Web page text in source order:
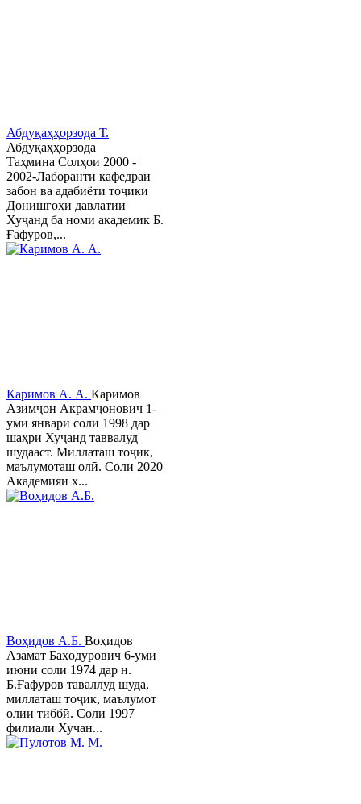
Абдуқаҳҳорзода Т.
Абдуқаҳҳорзода
Таҳмина Солҳои 2000 -
2002-Лаборанти кафедраи
забон ва адабиёти тоҷики
Донишгоҳи давлатии
Хуҷанд ба номи академик Б.
Ғафуров,...
Каримов А. А. Каримов
Азимҷон Акрамҷонович 1-
уми январи соли 1998 дар
шаҳри Хуҷанд таввалуд
шудааст. Миллаташ тоҷик,
маълумоташ олӣ. Соли 2020
Академияи х...
Воҳидов А.Б. Воҳидов
Азамат Баҳодурович 6-уми
июни соли 1974 дар н.
Б.Ғафуров таваллуд шуда,
миллаташ тоҷик, маълумот
олии тиббӣ. Соли 1997
филиали Хучан...